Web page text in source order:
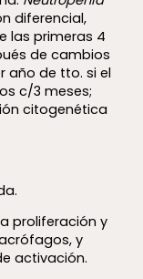
diferencial,
las primeras 4
de cambios
año de tto. si el
c/3 meses;
citogenética
proliferación y
y
activación.